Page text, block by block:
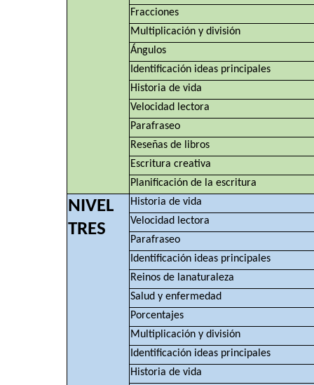
Fracciones
Multiplicación y división
Ángulos
Identificación ideas principales
Historia de vida
Velocidad lectora
Parafraseo
Reseñas de libros
Escritura creativa
Planificación de la escritura
NIVEL
TRES
Historia de vida
Velocidad lectora
Parafraseo
Identificación ideas principales
Reinos de lanaturaleza
Salud y enfermedad
Porcentajes
Multiplicación y división
Identificación ideas principales
Historia de vida